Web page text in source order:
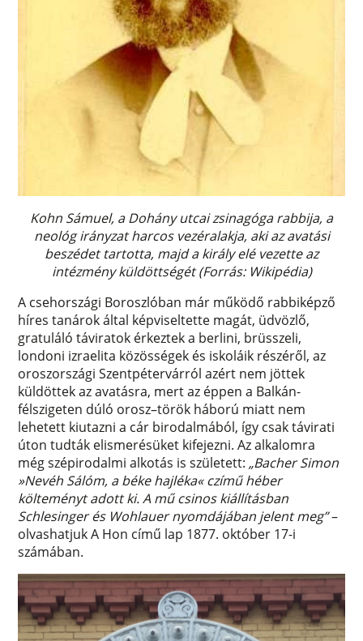
Kohn Sámuel, a Dohány utcai zsinagóga rabbija, a
neológ irányzat harcos vezéralakja, aki az avatási
beszédet tartotta, majd a király elé vezette az
intézmény küldöttségét (Forrás: Wikipédia)
A csehországi Boroszlóban már működő rabbiképző
híres tanárok által képviseltette magát, üdvözlő,
gratuláló táviratok érkeztek a berlini, brüsszeli,
londoni izraelita közösségek és iskoláik részéről, az
oroszországi Szentpétervárról azért nem jöttek
küldöttek az avatásra, mert az éppen a Balkán-
félszigeten dúló orosz–török háború miatt nem
lehetett kiutazni a cár birodalmából, így csak távirati
úton tudták elismerésüket kifejezni. Az alkalomra
még szépirodalmi alkotás is született:„Bacher Simon
»Nevéh Sálóm, a béke hajléka« czímű héber
költeményt adott ki. A mű csinos kiállításban
Schlesinger és Wohlauer nyomdájában jelent meg”–
olvashatjuk A Hon című lap 1877. október 17-i
számában.